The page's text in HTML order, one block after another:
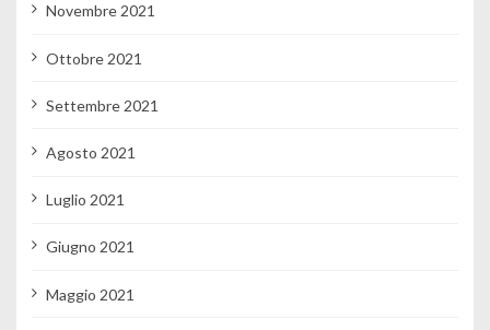
Novembre 2021
Ottobre 2021
Settembre 2021
Agosto 2021
Luglio 2021
Giugno 2021
Maggio 2021